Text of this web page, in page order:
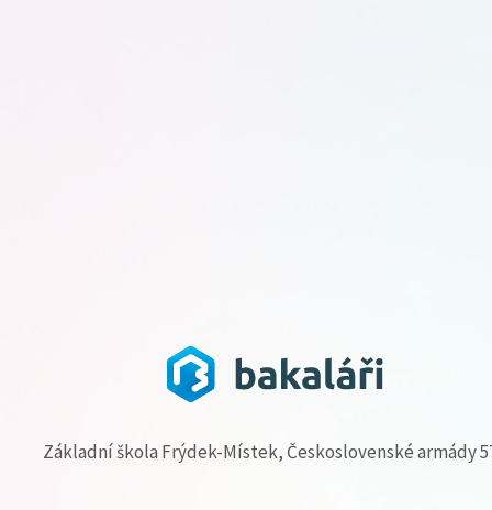
Základní škola Frýdek-Místek, Československé armády